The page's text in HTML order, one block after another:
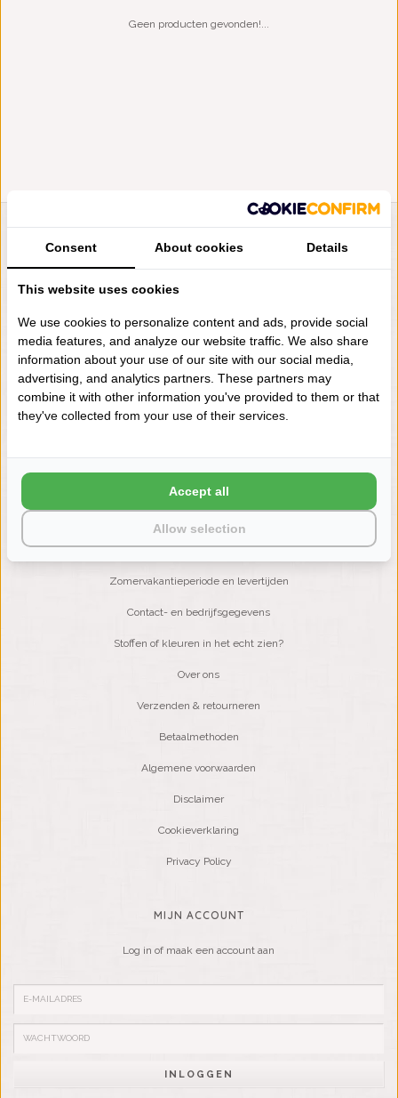
Geen producten gevonden!...
LIENSLINNENWINKEL.NL
VRAGEN? BEL DAN
+31 (0) 575 511817
NIEUWSBRIEF
Wilt u op de hoogte blijven?
Word lid van onze mailinglijst:
KLANTENSERVICE
Zomervakantieperiode en levertijden
Contact- en bedrijfsgegevens
Stoffen of kleuren in het echt zien?
Over ons
Verzenden & retourneren
Betaalmethoden
Algemene voorwaarden
Disclaimer
Cookieverklaring
Privacy Policy
MIJN ACCOUNT
Log in of maak een account aan
INLOGGEN
Consent About cookies Details
This website uses cookies
We use cookies to personalize content and ads, provide social
media features, and analyze our website traffic. We also share
information about your use of our site with our social media,
advertising, and analytics partners. These partners may
combine it with other information you've provided to them or that
they've collected from your use of their services.
Allow selection
Accept all